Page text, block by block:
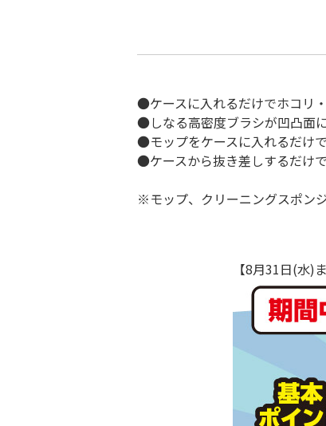
●ケースに入れるだけでホコリ
●しなる高密度ブラシが凹凸面
●モップをケースに入れるだけ
●ケースから抜き差しするだけ
※モップ、クリーニングスポン
【8月31日(水)